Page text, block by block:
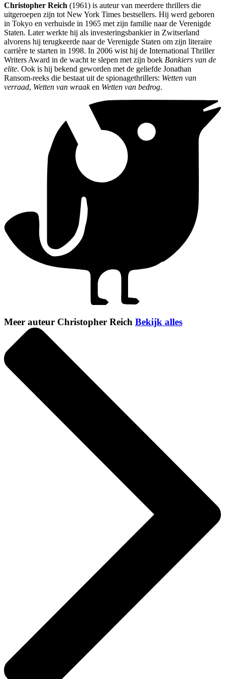
Christopher Reich (1961) is auteur van meerdere thrillers die
uitgeroepen zijn tot New York Times bestsellers. Hij werd geboren
in Tokyo en verhuisde in 1965 met zijn familie naar de Verenigde
Staten. Later werkte hij als investeringsbankier in Zwitserland
alvorens hij terugkeerde naar de Verenigde Staten om zijn literaire
carrière te starten in 1998. In 2006 wist hij de International Thriller
Writers Award in de wacht te slepen met zijn boek Bankiers van de
elite. Ook is hij bekend geworden met de geliefde Jonathan
Ransom-reeks die bestaat uit de spionagethrillers: Wetten van
verraad, Wetten van wraaken Wetten van bedrog.
Meer auteur Christopher Reich Bekijk alles